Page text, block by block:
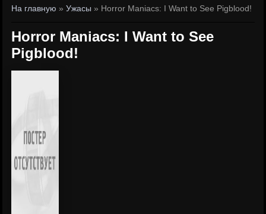
На главную »Ужасы » Horror Maniacs: I Want to See Pigblood!
Horror Maniacs: I Want to See
Pigblood!